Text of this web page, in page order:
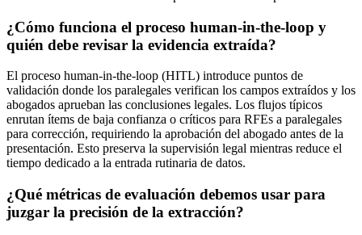
¿Cómo funciona el proceso human-in-the-loop y
quién debe revisar la evidencia extraída?
El proceso human-in-the-loop (HITL) introduce puntos de
validación donde los paralegales verifican los campos extraídos y los
abogados aprueban las conclusiones legales. Los flujos típicos
enrutan ítems de baja confianza o críticos para RFEs a paralegales
para corrección, requiriendo la aprobación del abogado antes de la
presentación. Esto preserva la supervisión legal mientras reduce el
tiempo dedicado a la entrada rutinaria de datos.
¿Qué métricas de evaluación debemos usar para
juzgar la precisión de la extracción?